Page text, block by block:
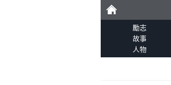
勵
勵志
故事
人物